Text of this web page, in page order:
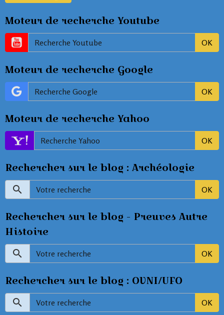
Moteur de recherche Youtube
OK
Moteur de recherche Google
OK
Moteur de recherche Yahoo
OK
Rechercher sur le blog : Archéologie
OK
Rechercher sur le blog - Preuves Autre
Histoire
OK
Rechercher sur le blog : OVNI/UFO
OK